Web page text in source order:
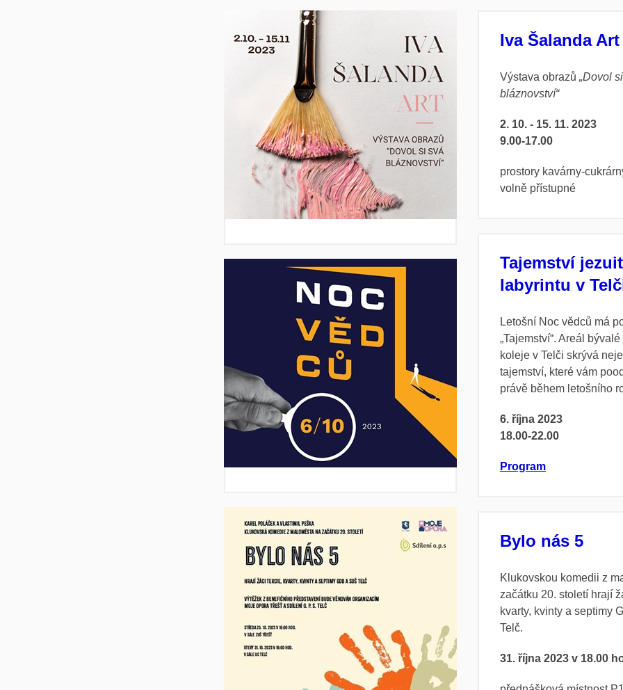
Iva Šalanda Art
Výstava obrazů „Dovol
bláznovství“
2. 10. - 15. 11. 2023
9.00-17.00
prostory kavárny-
volně přístupné
Tajemství
labyrintu v
Letošní Noc vědců má
„Tajemství“. Areál
koleje v Telči skrývá
tajemství, které vám
právě během letošního
6. října 2023
18.00-22.00
Program
Bylo nás 5
Klukovskou komedii z
začátku 20. století hrají
kvarty, kvinty a septimy
Telč.
31. října 2023 v 18.00